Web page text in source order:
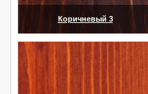
Коричневый 3